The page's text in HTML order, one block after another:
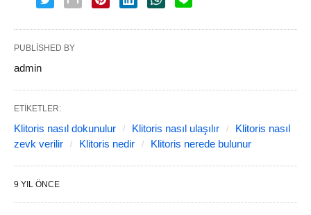
PUBLISHED BY
admin
ETIKETLER:
Klitoris nasıl dokunulur Klitoris nasıl ulaşılır
Klitoris nasıl
zevk verilir
Klitoris nedir Klitoris nerede bulunur
9 YIL ÖNCE